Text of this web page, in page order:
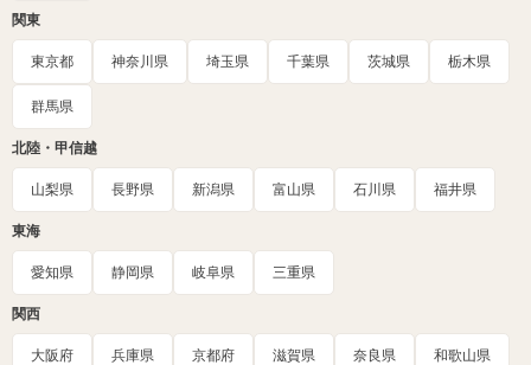
関東
東京都 神奈川県 埼玉県 千葉県 茨城県 栃木県
群馬県
北陸・甲信越
山梨県 長野県 新潟県 富山県 石川県 福井県
東海
愛知県 静岡県 岐阜県 三重県
関西
大阪府 兵庫県 京都府 滋賀県 奈良県 和歌山県